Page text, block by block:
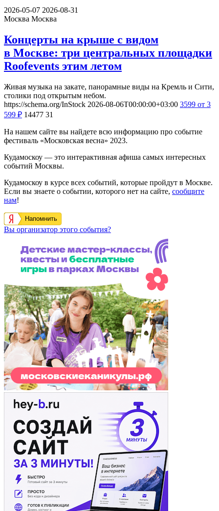
2026-05-07 2026-08-31
Москва Москва
Концерты на крыше с видом
в Москве: три центральных площадки
Roofevents этим летом
Живая музыка на закате, панорамные виды на Кремль и Сити,
столики под открытым небом.
https://schema.org/InStock 2026-08-06T00:00:00+03:00 3599 от 3
599 ₽ 14477 31
На нашем сайте вы найдете всю информацию про событие
фестиваль «Московская весна» 2023.
Кудамоскоу — это интерактивная афиша самых интересных
событий Москвы.
Кудамоскоу в курсе всех событий, которые пройдут в Москве.
Если вы знаете о событии, которого нет на сайте, сообщите
нам!
Напомнить
Вы организатор этого события?